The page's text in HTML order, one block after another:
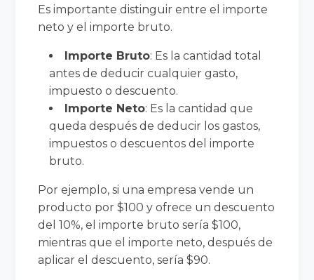
Es importante distinguir entre el importe
neto y el importe bruto.
Importe Bruto: Es la cantidad total
antes de deducir cualquier gasto,
impuesto o descuento.
Importe Neto: Es la cantidad que
queda después de deducir los gastos,
impuestos o descuentos del importe
bruto.
Por ejemplo, si una empresa vende un
producto por $100 y ofrece un descuento
del 10%, el importe bruto sería $100,
mientras que el importe neto, después de
aplicar el descuento, sería $90.